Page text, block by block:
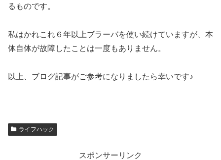
るものです。
私はかれこれ６年以上ブラーバを使い続けていますが、本
体自体が故障したことは一度もありません。
以上、ブログ記事がご参考になりましたら幸いです♪
ライフハック
スポンサーリンク